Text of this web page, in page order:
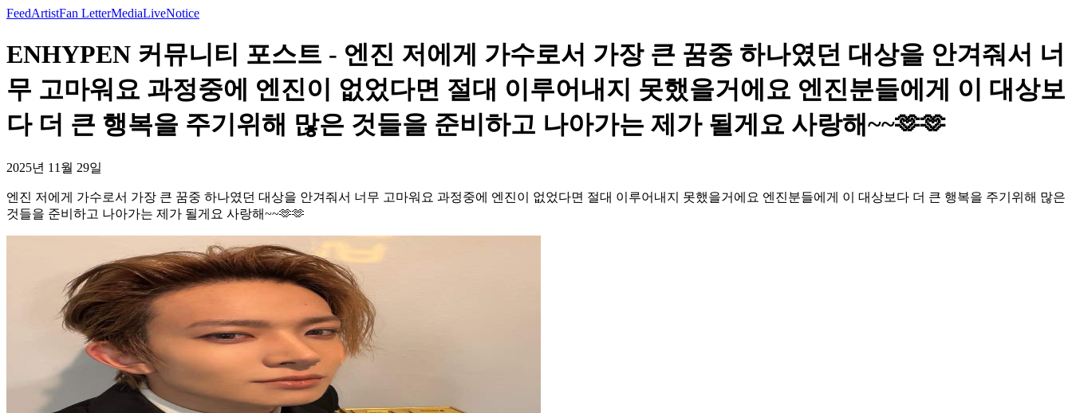
FeedArtistFan LetterMediaLiveNotice
ENHYPEN 커뮤니티 포스트 - 엔진 저에게 가수로서 가장 큰 꿈중 하나였던 대상을 안겨줘서 너
무 고마워요 과정중에 엔진이 없었다면 절대 이루어내지 못했을거에요 엔진분들에게 이 대상보
다 더 큰 행복을 주기위해 많은 것들을 준비하고 나아가는 제가 될게요 사랑해~~🫶🫶
2025년 11월 29일
엔진 저에게 가수로서 가장 큰 꿈중 하나였던 대상을 안겨줘서 너무 고마워요 과정중에 엔진이 없었다면 절대 이루어내지 못했을거에요 엔진분들에게 이 대상보다 더 큰 행복을 주기위해 많은
것들을 준비하고 나아가는 제가 될게요 사랑해~~🫶🫶